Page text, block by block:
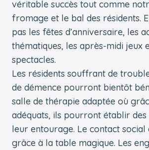
véritable succès tout comme
fromage et le bal des résidents.
pas les fêtes d’anniversaire, les
thématiques, les après-midi jeux
spectacles.
Les résidents souffrant de
de démence pourront bientôt
salle de thérapie adaptée où
adéquats, ils pourront établir
leur entourage. Le contact social
grâce à la table magique. Les